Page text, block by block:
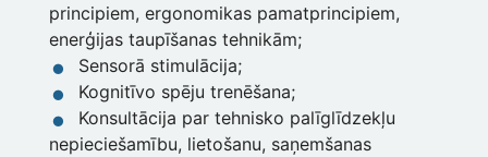
principiem, ergonomikas pamatprincipiem,
enerģijas taupīšanas tehnikām;
Sensorā stimulācija;
Kognitīvo spēju trenēšana;
Konsultācija par tehnisko palīglīdzekļu
nepieciešamību, lietošanu, saņemšanas